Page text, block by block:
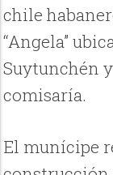
chile
“Angela”
Suytunchén
comisaría.
El munícipe